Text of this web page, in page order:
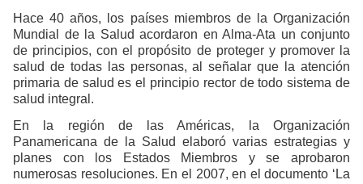
Hace 40 años, los países miembros de la Organización
Mundial de la Salud acordaron en Alma-Ata un conjunto
de principios, con el propósito de proteger y promover la
salud de todas las personas, al señalar que la atención
primaria de salud es el principio rector de todo sistema de
salud integral.
En la región de las Américas, la Organización
Panamericana de la Salud elaboró varias estrategias y
planes con los Estados Miembros y se aprobaron
numerosas resoluciones. En el 2007, en el documento ‘La